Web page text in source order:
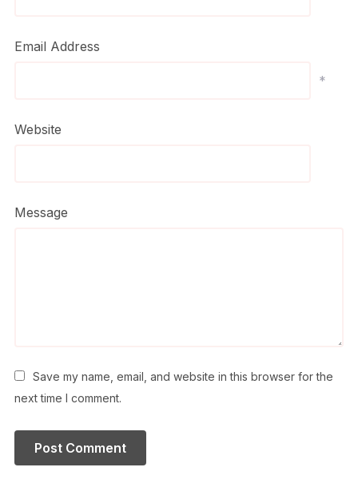
Email Address
*
Website
Message
Save my name, email, and website in this browser for the
next time I comment.